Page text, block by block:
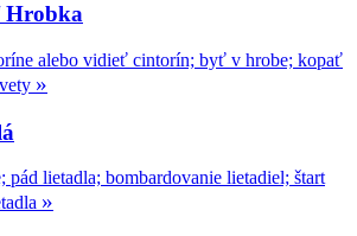
Hrobka
alebo vidieť cintorín; byť v hrobe; kopať
»
pád lietadla; bombardovanie lietadiel; štart
»